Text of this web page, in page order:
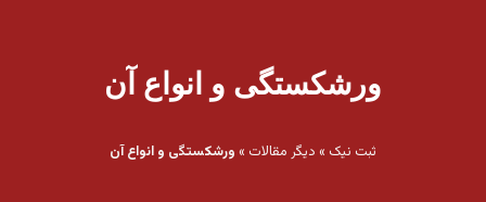
ورشکستگی و انواع آن
ثبت نیک » دیگر مقالات » ورشکستگی و انواع آن